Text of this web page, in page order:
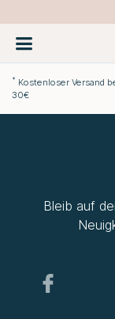
* Kostenloser Versand
30€
Bleib auf